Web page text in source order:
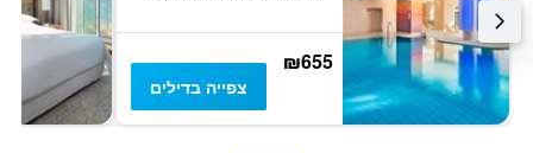
₪655
צפייה בדילים